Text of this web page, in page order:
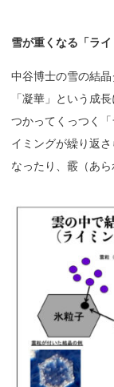
雪が重くなる 「ラ
中谷博士の雪の結
「凝華」という成
つかってくっつく
イミングが繰り返
なったり、霰（あ